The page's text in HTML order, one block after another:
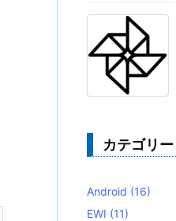
カテゴリー
Android (16)
EWI (11)